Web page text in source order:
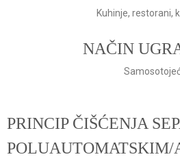
Kuhinje, restorani,
NAČIN
PRINCIP ČIŠĆENJA